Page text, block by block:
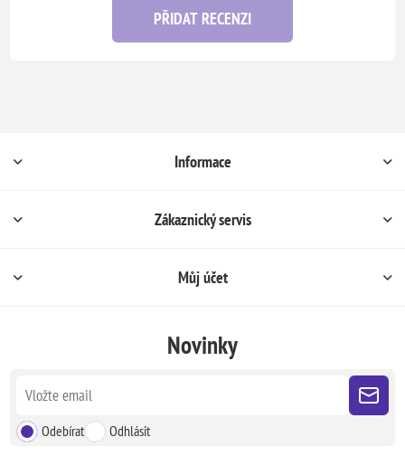
PŘIDAT RECENZI
Informace
Zákaznický servis
Můj účet
Novinky
Odebírat Odhlásit